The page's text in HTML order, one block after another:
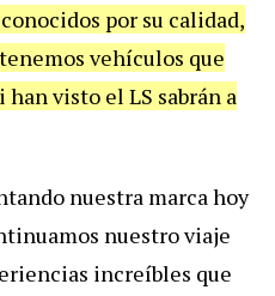
por su calidad,
vehículos que
han visto el LS sabrán a
nuestra marca hoy
nuestro viaje
increíbles que